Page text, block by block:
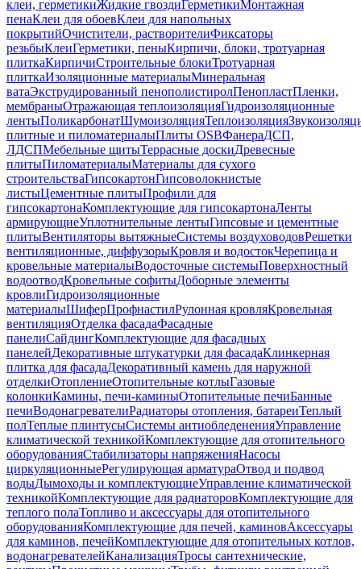
клеи, герметикиЖидкие гвоздиГерметикиМонтажная
пенаКлеи для обоевКлеи для напольных
покрытийОчистители, растворителиФиксаторы
резьбыКлеиГерметики, пеныКирпичи, блоки, тротуарная
плиткаКирпичиСтроительные блокиТротуарная
плиткаИзоляционные материалыМинеральная
ватаЭкструдированный пенополистиролПенопластПленки,
мембраныОтражающая теплоизоляцияГидроизоляционные
лентыПоликарбонатШумоизоляцияТеплоизоляция
плитные и пиломатериалыПлиты OSBФанераДСП,
ЛДСПМебельные щитыТеррасные доскиДревесные
плитыПиломатериалыМатериалы для сухого
строительстваГипсокартонГипсоволокнистые
листыЦементные плитыПрофили для
гипсокартонаКомплектующие для гипсокартонаЛенты
армирующиеУплотнительные лентыГипсовые и цементные
плитыВентиляторы вытяжныеСистемы воздуховодовРешетки
вентиляционные, диффузорыКровля и водостокЧерепица и
кровельные материалыВодосточные системыПоверхностный
водоотводКровельные софитыДоборные элементы
кровлиГидроизоляционные
материалыШиферПрофнастилРулонная кровляКровельная
вентиляцияОтделка фасадаФасадные
панелиСайдингКомплектующие для фасадных
панелейДекоративные штукатурки для фасадаКлинкерная
плитка для фасадаДекоративный камень для наружной
отделкиОтоплениеОтопительные котлыГазовые
колонкиКамины, печи-каминыОтопительные печиБанные
печиВодонагревателиРадиаторы отопления, батареиТеплый
полТеплые плинтусыСистемы антиобледененияУправление
климатической техникойКомплектующие для отопительного
оборудованияСтабилизаторы напряженияНасосы
циркуляционныеРегулирующая арматураОтвод и подвод
водыДымоходы и комплектующиеУправление климатической
техникойКомплектующие для радиаторовКомплектующие для
теплого полаТопливо и аксессуары для отопительного
оборудованияКомплектующие для печей, каминовАксессуары
для каминов, печейКомплектующие для отопительных котлов,
водонагревателейКанализацияТросы сантехнические,